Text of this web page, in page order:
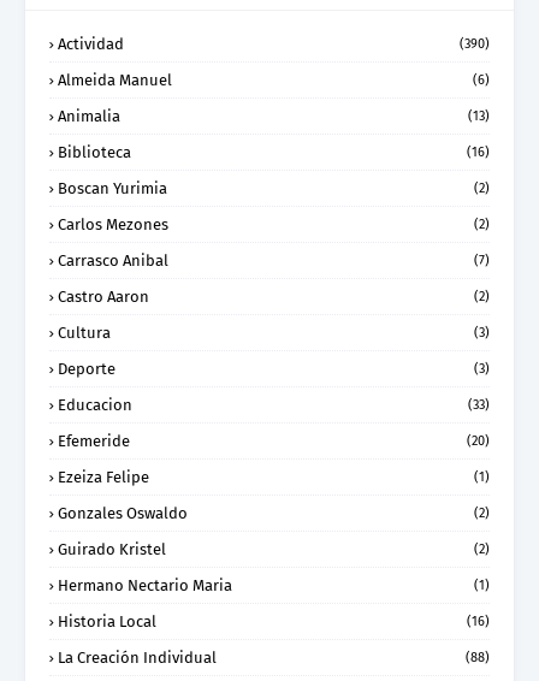
Actividad (390)
Almeida Manuel (6)
Animalia (13)
Biblioteca (16)
Boscan Yurimia (2)
Carlos Mezones (2)
Carrasco Anibal (7)
Castro Aaron (2)
Cultura (3)
Deporte (3)
Educacion (33)
Efemeride (20)
Ezeiza Felipe (1)
Gonzales Oswaldo (2)
Guirado Kristel (2)
Hermano Nectario Maria (1)
Historia Local (16)
La Creación Individual (88)